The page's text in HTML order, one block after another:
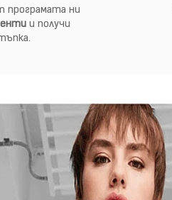
програмата ни
и получи